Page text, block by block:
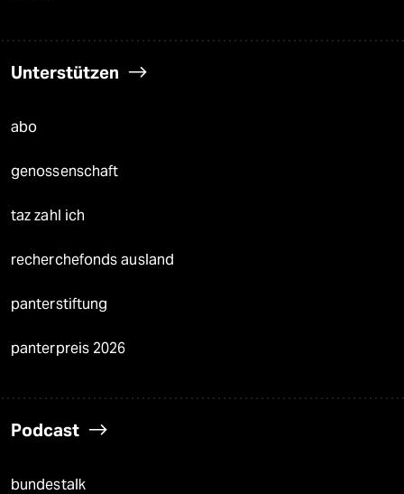
Unterstützen
abo
genossenschaft
taz zahl ich
recherchefonds ausland
panterstiftung
panterpreis 2026
Podcast
bundestalk